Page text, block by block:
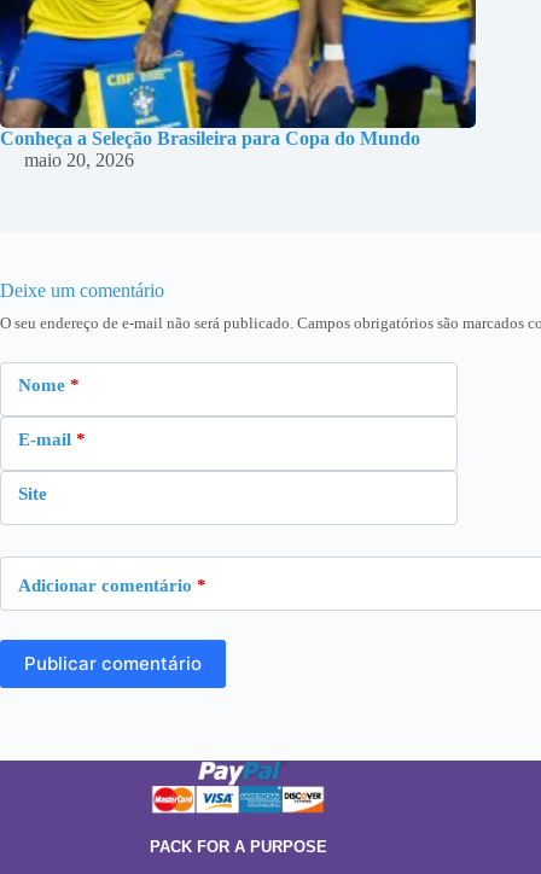
Conheça a Seleção Brasileira para Copa do Mundo
maio 20, 2026
Deixe um comentário
O seu endereço de e-mail não será publicado. Campos obrigatórios são marcados
Nome *
E-mail *
Site
Adicionar comentário *
Publicar comentário
PACK FOR A PURPOSE